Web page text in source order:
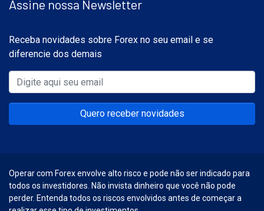
Assine nossa Newsletter
Receba novidades sobre Forex no seu email e se
diferencie dos demais
Quero receber novidades
Operar com Forex envolve alto risco e pode não ser indicado para
todos os investidores. Não invista dinheiro que você não pode
perder. Entenda todos os riscos envolvidos antes de começar a